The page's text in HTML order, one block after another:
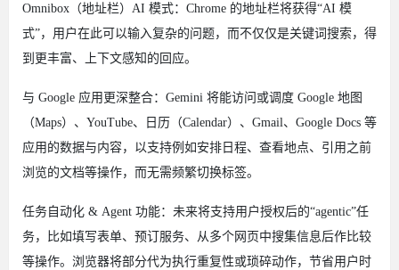
Omnibox（地址栏）AI 模式：Chrome 的地址栏将获得“AI 模
式”，用户在此可以输入复杂的问题，而不仅仅是关键词搜索，得
到更丰富、上下文感知的回应。
与 Google 应用更深整合：Gemini 将能访问或调度 Google 地图
（Maps）、YouTube、日历（Calendar）、Gmail、Google Docs 等
应用的数据与内容，以支持例如安排日程、查看地点、引用之前
浏览的文档等操作，而无需频繁切换标签。
任务自动化 & Agent 功能：未来将支持用户授权后的“agentic”任
务，比如填写表单、预订服务、从多个网页中搜集信息后作比较
等操作。浏览器将部分代为执行重复性或琐碎动作，节省用户时